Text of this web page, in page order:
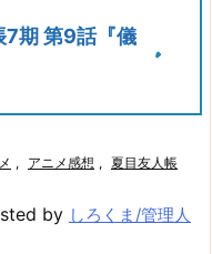
7期 第9話『儀
, アニメ感想 , 夏目友人帳
by しろくま/管理人